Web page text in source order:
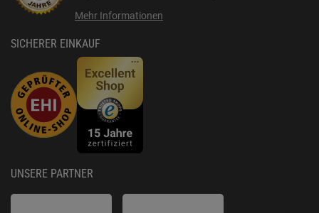
Mehr Informationen
SICHERER EINKAUF
UNSERE PARTNER